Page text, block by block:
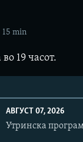
15 min
19 часот.
АВГУСТ 07, 2026
Утринска